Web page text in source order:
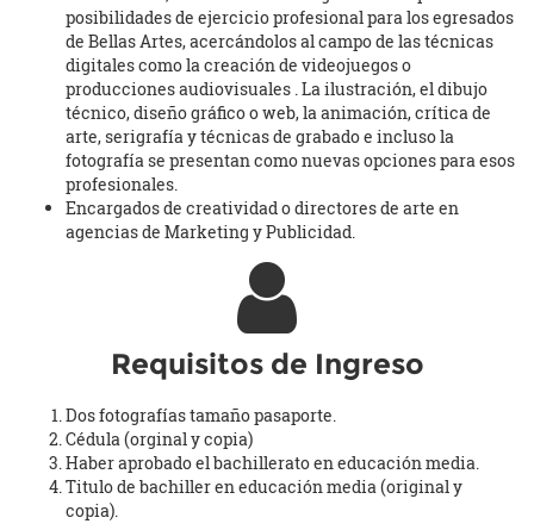
posibilidades de ejercicio profesional para los egresados
de Bellas Artes, acercándolos al campo de las técnicas
digitales como la creación de videojuegos o
producciones audiovisuales . La ilustración, el dibujo
técnico, diseño gráfico o web, la animación, crítica de
arte, serigrafía y técnicas de grabado e incluso la
fotografía se presentan como nuevas opciones para esos
profesionales.
Encargados de creatividad o directores de arte en
agencias de Marketing y Publicidad.
Requisitos de Ingreso
Dos fotografías tamaño pasaporte.
Cédula (orginal y copia)
Haber aprobado el bachillerato en educación media.
Titulo de bachiller en educación media (original y
copia).